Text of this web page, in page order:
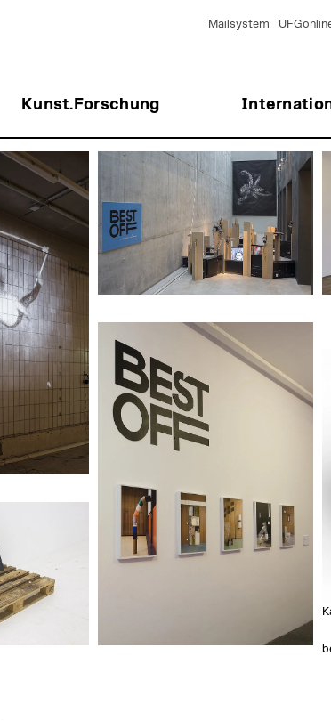
Kunst.Forschung
Mailsystem